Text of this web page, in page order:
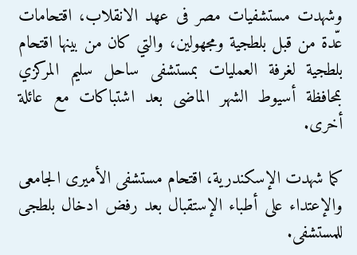
وشهدت مستشفيات مصر فى عهد الانقلاب، اقتحامات
عّدة من قبل بلطجية ومجهولين، والتي كان من بينها اقتحام
بلطجية لغرفة العمليات بمستشفى ساحل سليم المركزي
بمحافظة أسيوط الشهر الماضى بعد اشتباكات مع عائلة
أخرى.
كما شهدت الإسكندرية، اقتحام مستشفى الأميرى الجامعى
والإعتداء على أطباء الإستقبال بعد رفض ادخال بلطجى
للمستشفى.